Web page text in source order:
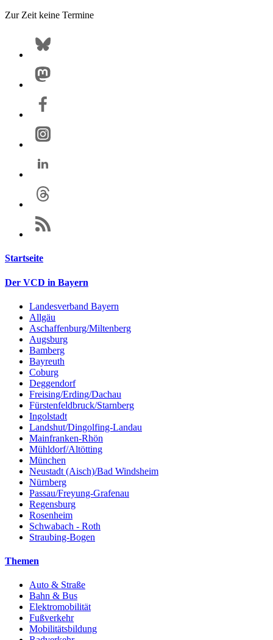
Zur Zeit keine Termine
Startseite
Der VCD in Bayern
Landesverband Bayern
Allgäu
Aschaffenburg/Miltenberg
Augsburg
Bamberg
Bayreuth
Coburg
Deggendorf
Freising/Erding/Dachau
Fürstenfeldbruck/Starnberg
Ingolstadt
Landshut/Dingolfing-Landau
Mainfranken-Rhön
Mühldorf/Altötting
München
Neustadt (Aisch)/Bad Windsheim
Nürnberg
Passau/Freyung-Grafenau
Regensburg
Rosenheim
Schwabach - Roth
Straubing-Bogen
Themen
Auto & Straße
Bahn & Bus
Elektromobilität
Fußverkehr
Mobilitätsbildung